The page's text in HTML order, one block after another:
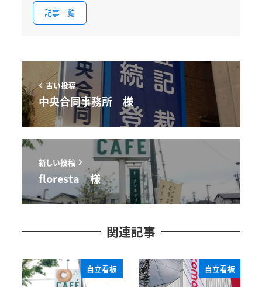
記事一覧
古い投稿
中央合同事務所 様
新しい投稿
floresta 様
関連記事
自立看板 自立看板